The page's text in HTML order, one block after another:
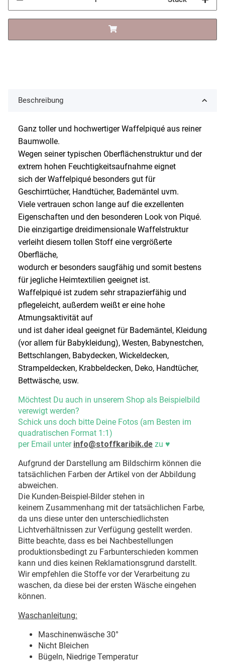
Beschreibung
Ganz toller und hochwertiger Waffelpiqué aus reiner
Baumwolle.
Wegen seiner typischen Oberflächenstruktur und der
extrem hohen Feuchtigkeitsaufnahme eignet
sich der Waffelpiqué besonders gut für
Geschirrtücher, Handtücher, Bademäntel uvm.
Viele vertrauen schon lange auf die exzellenten
Eigenschaften und den besonderen Look von Piqué.
Die einzigartige dreidimensionale Waffelstruktur
verleiht diesem tollen Stoff eine vergrößerte
Oberfläche,
wodurch er besonders saugfähig und somit bestens
für jegliche Heimtextilien geeignet ist.
Waffelpiqué ist zudem sehr strapazierfähig und
pflegeleicht, außerdem weißt er eine hohe
Atmungsaktivität auf
und ist daher ideal geeignet für Bademäntel, Kleidung
(vor allem für Babykleidung), Westen, Babynestchen,
Bettschlangen, Babydecken, Wickeldecken,
Strampeldecken, Krabbeldecken, Deko, Handtücher,
Bettwäsche, usw.
Möchtest Du auch in unserem Shop als Beispielbild
verewigt werden?
Schick uns doch bitte Deine Fotos (am Besten im
quadratischen Format 1:1)
per Email unter info@stoffkaribik.de zu ♥
Aufgrund der Darstellung am Bildschirm können die
tatsächlichen Farben der Artikel von der Abbildung
abweichen.
Die Kunden-Beispiel-Bilder stehen in
keinem Zusammenhang mit der tatsächlichen Farbe,
da uns diese unter den unterschiedlichsten
Lichtverhältnissen zur Verfügung gestellt werden.
Bitte beachte, dass es bei Nachbestellungen
produktionsbedingt zu Farbunterschieden kommen
kann und dies keinen Reklamationsgrund darstellt.
Wir empfehlen die Stoffe vor der Verarbeitung zu
waschen, da diese bei der ersten Wäsche eingehen
können.
Waschanleitung:
Maschinenwäsche 30°
Nicht Bleichen
Bügeln, Niedrige Temperatur